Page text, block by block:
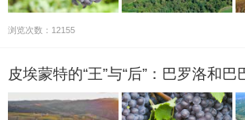
浏览次数：12155
皮埃蒙特的“王”与“后”：巴罗洛和巴